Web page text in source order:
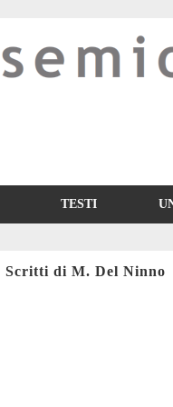
TESTI
Scritti di M. Del Ninno